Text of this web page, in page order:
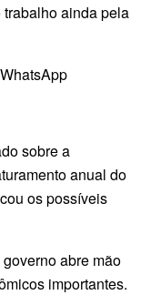
ainda pela
sobre a
anual do
os possíveis
abre mão
importantes.